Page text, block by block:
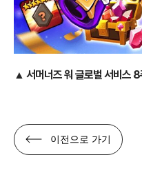
▲ 서머너즈 워 글로벌 서비스
이전으로 가기